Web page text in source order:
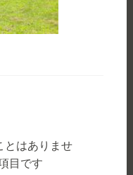
とはありませ
目です